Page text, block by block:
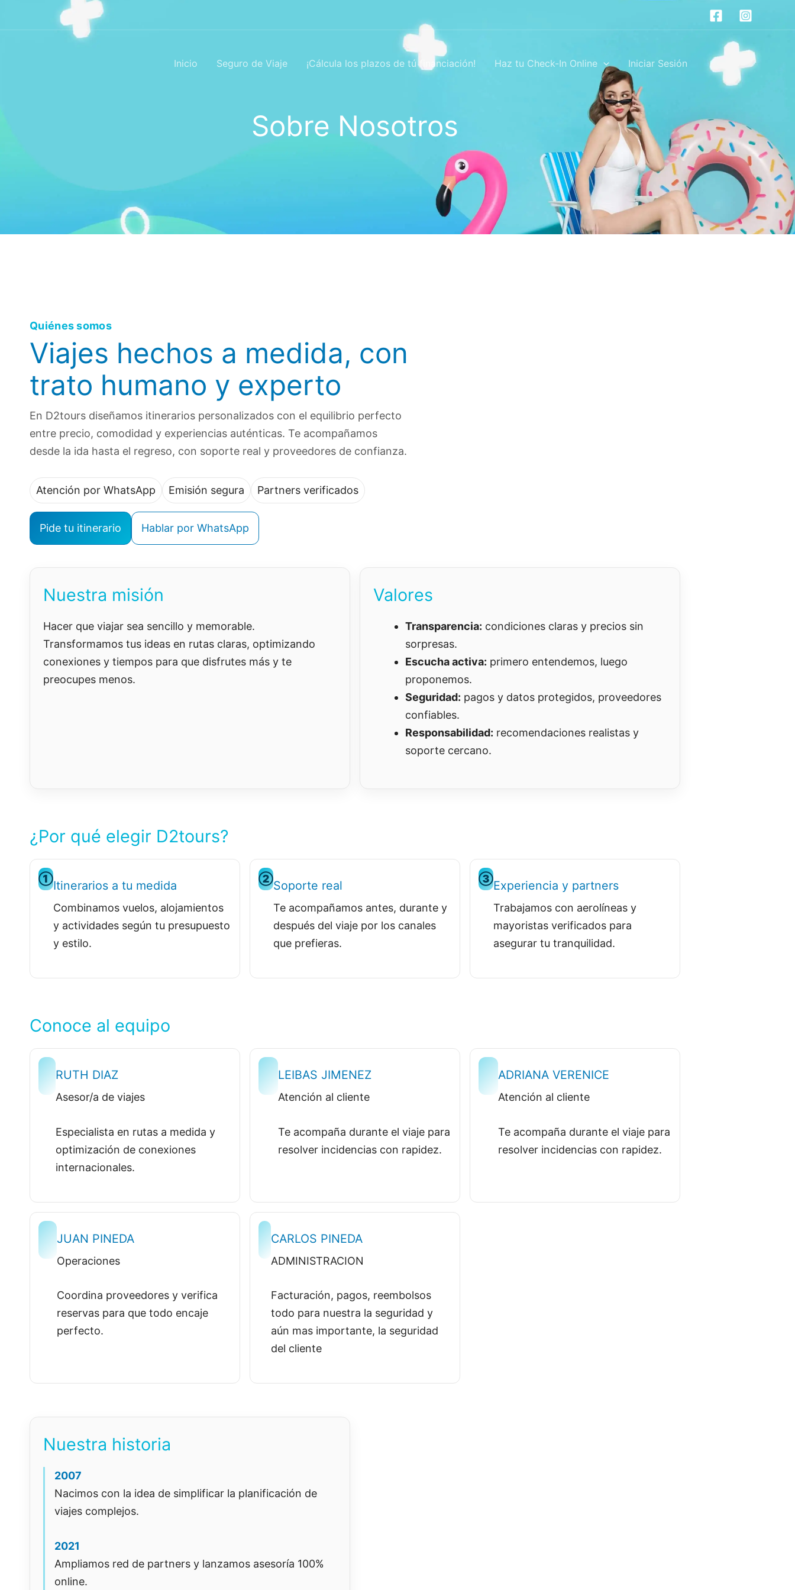
Inicio Seguro de Viaje ¡Cálcula los plazos de tú financiación! Haz tu Check-In Online Iniciar Sesión
Sobre Nosotros
Quiénes somos
Viajes hechos a medida, con
trato humano y experto
En D2tours diseñamos itinerarios personalizados con el equilibrio perfecto
entre precio, comodidad y experiencias auténticas. Te acompañamos
desde la ida hasta el regreso, con soporte real y proveedores de confianza.
Atención por WhatsApp Emisión segura Partners verificados
Pide tu itinerario Hablar por WhatsApp
Nuestra misión
Hacer que viajar sea sencillo y memorable.
Transformamos tus ideas en rutas claras, optimizando
conexiones y tiempos para que disfrutes más y te
preocupes menos.
Valores
Transparencia: condiciones claras y precios sin
sorpresas.
Escucha activa: primero entendemos, luego
proponemos.
Seguridad: pagos y datos protegidos, proveedores
confiables.
Responsabilidad: recomendaciones realistas y
soporte cercano.
¿Por qué elegir D2tours?
①Itinerarios a tu medida
Combinamos vuelos, alojamientos
y actividades según tu presupuesto
y estilo.
②Soporte real
Te acompañamos antes, durante y
después del viaje por los canales
que prefieras.
③Experiencia y partners
Trabajamos con aerolíneas y
mayoristas verificados para
asegurar tu tranquilidad.
Conoce al equipo
RUTH DIAZ
Asesor/a de viajes
Especialista en rutas a medida y
optimización de conexiones
internacionales.
LEIBAS JIMENEZ
Atención al cliente
Te acompaña durante el viaje para
resolver incidencias con rapidez.
ADRIANA VERENICE
Atención al cliente
Te acompaña durante el viaje para
resolver incidencias con rapidez.
JUAN PINEDA
Operaciones
Coordina proveedores y verifica
reservas para que todo encaje
perfecto.
CARLOS PINEDA
ADMINISTRACION
Facturación, pagos, reembolsos
todo para nuestra la seguridad y
aún mas importante, la seguridad
del cliente
Nuestra historia
2007
Nacimos con la idea de simplificar la planificación de
viajes complejos.
2021
Ampliamos red de partners y lanzamos asesoría 100%
online.